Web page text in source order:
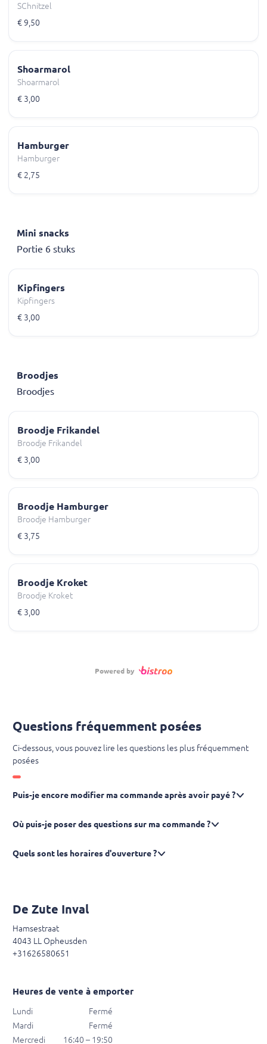
SChnitzel
€ 9,50
Shoarmarol
Shoarmarol
€ 3,00
Hamburger
Hamburger
€ 2,75
Mini snacks
Portie 6 stuks
Kipfingers
Kipfingers
€ 3,00
Broodjes
Broodjes
Broodje Frikandel
Broodje Frikandel
€ 3,00
Broodje Hamburger
Broodje Hamburger
€ 3,75
Broodje Kroket
Broodje Kroket
€ 3,00
Powered by
Questions fréquemment posées
Ci-dessous, vous pouvez lire les questions les plus fréquemment
posées
Puis-je encore modifier ma commande après avoir payé ?
Où puis-je poser des questions sur ma commande ?
Quels sont les horaires d'ouverture ?
De Zute Inval
Hamsestraat
4043 LL Opheusden
+31626580651
Heures de vente à emporter
Lundi
Fermé
Mardi
Fermé
Mercredi
16:40 – 19:50